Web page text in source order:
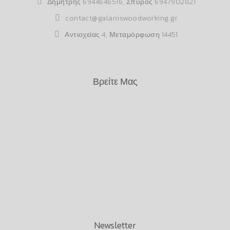
contact@galaniswoodworking.gr
Αντιοχείας 4, Μεταμόρφωση 14451
Βρείτε Μας
Newsletter